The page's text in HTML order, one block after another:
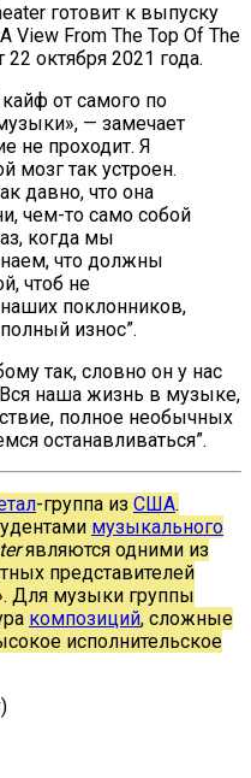
готовит к выпуску
View From The Top Of The
октября 2021 года.
от самого по
— замечает
не проходит. Я
мозг так устроен.
давно, что она
чем-то само собой
когда мы
что должны
чтоб не
поклонников,
износ”.
так, словно он у нас
наша жизнь в музыке,
полное необычных
останавливаться”.
-группа из США.
музыкального
являются одними из
представителей
Для музыки группы
композиций, сложные
исполнительское